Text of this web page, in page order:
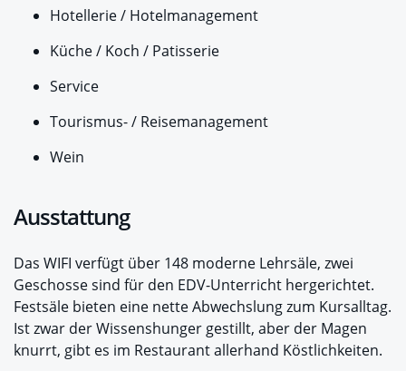
Hotellerie / Hotelmanagement
Küche / Koch / Patisserie
Service
Tourismus- / Reisemanagement
Wein
Ausstattung
Das WIFI verfügt über 148 moderne Lehrsäle, zwei
Geschosse sind für den EDV-Unterricht hergerichtet.
Festsäle bieten eine nette Abwechslung zum Kursalltag.
Ist zwar der Wissenshunger gestillt, aber der Magen
knurrt, gibt es im Restaurant allerhand Köstlichkeiten.